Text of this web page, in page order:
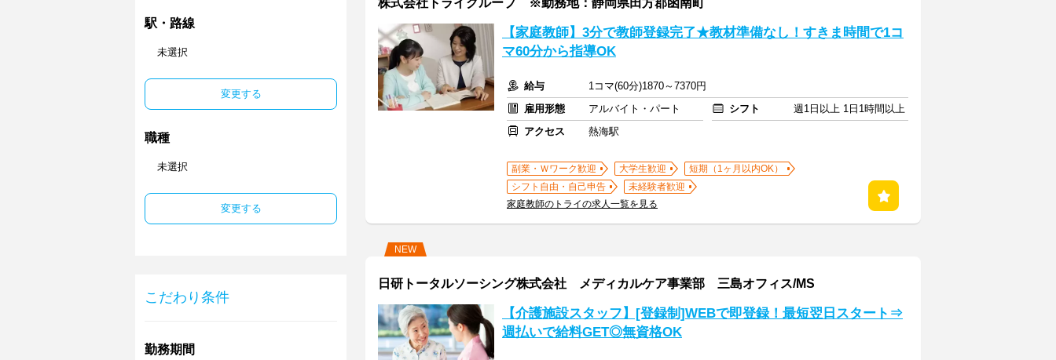
駅・路線
未選択
変更する
職種
未選択
変更する
こだわり条件
勤務期間
株式会社トライグループ ※勤務地：静岡県田方郡函南町
【家庭教師】3分で教師登録完了★教材準備なし！すきま時間で1コ
マ60分から指導OK
給与
1コマ(60分)1870～7370円
雇用形態
アルバイト・パート シフト
週1日以上 1日1時間以上
アクセス
熱海駅
副業・Ｗワーク歓迎 大学生歓迎
短期（1ヶ月以内OK）
シフト自由・自己申告
未経験者歓迎
家庭教師のトライの求人一覧を見る
NEW
日研トータルソーシング株式会社 メディカルケア事業部 三島オフィス/MS
【介護施設スタッフ】[登録制]WEBで即登録！最短翌日スタート⇒
週払いで給料GET◎無資格OK